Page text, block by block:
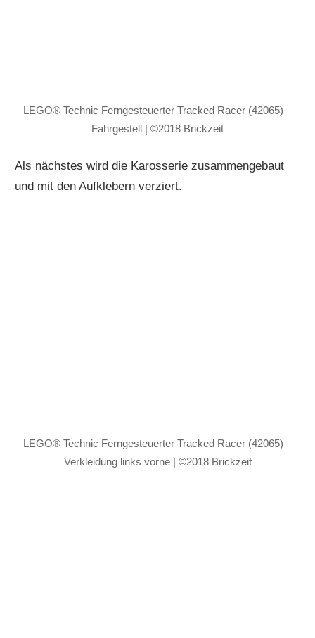
LEGO® Technic Ferngesteuerter Tracked Racer (42065) –
Fahrgestell | ©2018 Brickzeit
Als nächstes wird die Karosserie zusammengebaut
und mit den Aufklebern verziert.
LEGO® Technic Ferngesteuerter Tracked Racer (42065) –
Verkleidung links vorne | ©2018 Brickzeit